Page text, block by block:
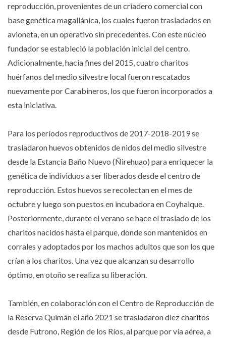
reproducción, provenientes de un criadero comercial con
base genética magallánica, los cuales fueron trasladados en
avioneta, en un operativo sin precedentes. Con este núcleo
fundador se estableció la población inicial del centro.
Adicionalmente, hacia fines del 2015, cuatro charitos
huérfanos del medio silvestre local fueron rescatados
nuevamente por Carabineros, los que fueron incorporados a
esta iniciativa.
Para los períodos reproductivos de 2017-2018-2019 se
trasladaron huevos obtenidos de nidos del medio silvestre
desde la Estancia Baño Nuevo (Ñirehuao) para enriquecer la
genética de individuos a ser liberados desde el centro de
reproducción. Estos huevos se recolectan en el mes de
octubre y luego son puestos en incubadora en Coyhaique.
Posteriormente, durante el verano se hace el traslado de los
charitos nacidos hasta el parque, donde son mantenidos en
corrales y adoptados por los machos adultos que son los que
crían a los charitos. Una vez que alcanzan su desarrollo
óptimo, en otoño se realiza su liberación.
También, en colaboración con el Centro de Reproducción de
la Reserva Quimán el año 2021 se trasladaron diez charitos
desde Futrono, Región de los Ríos, al parque por vía aérea, a